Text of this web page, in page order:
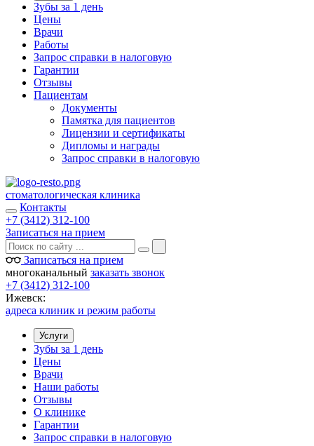
Зубы за 1 день
Цены
Врачи
Работы
Запрос справки в налоговую
Гарантии
Отзывы
Пациентам
Документы
Памятка для пациентов
Лицензии и сертификаты
Дипломы и награды
Запрос справки в налоговую
стоматологическая клиника
Контакты
+7 (3412) 312-100
Записаться на прием
Записаться на прием
многоканальный заказать звонок
+7 (3412) 312-100
Ижевск:
адреса клиник и режим работы
Услуги
Зубы за 1 день
Цены
Врачи
Наши работы
Отзывы
О клинике
Гарантии
Запрос справки в налоговую